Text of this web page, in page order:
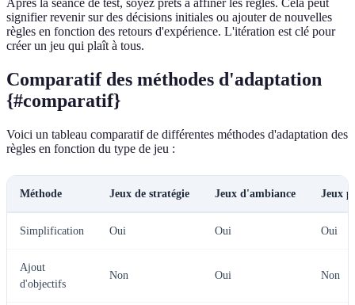
signifier revenir sur des décisions initiales ou ajouter de nouvelles
règles en fonction des retours d'expérience. L'itération est clé pour
créer un jeu qui plaît à tous.
Comparatif des méthodes d'adaptation
{#comparatif}
Voici un tableau comparatif de différentes méthodes d'adaptation des
règles en fonction du type de jeu :
Méthode Jeux de stratégie Jeux d'ambiance Jeux
Simplification Oui Oui Oui
Ajout
d'objectifs
Non Oui Non